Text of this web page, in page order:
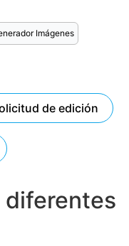
Imágenes
de edición